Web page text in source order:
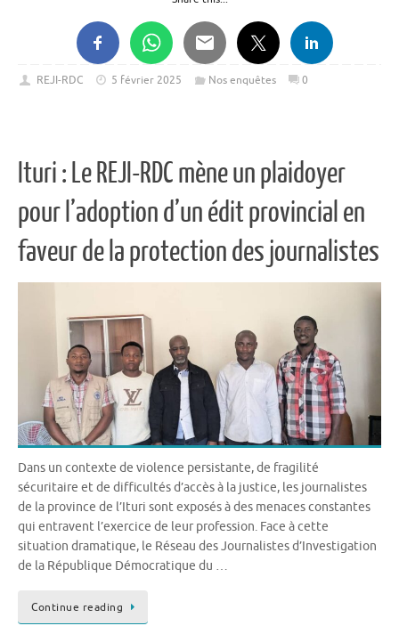
REJI-RDC 5 février 2025 Nos enquêtes 0
Ituri : Le REJI-RDC mène un plaidoyer
pour l’adoption d’un édit provincial en
faveur de la protection des journalistes
Dans un contexte de violence persistante, de fragilité
sécuritaire et de difficultés d’accès à la justice, les journalistes
de la province de l’Ituri sont exposés à des menaces constantes
qui entravent l’exercice de leur profession. Face à cette
situation dramatique, le Réseau des Journalistes d’Investigation
de la République Démocratique du …
Continue reading